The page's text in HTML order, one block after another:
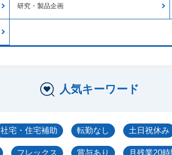
研究・製品企画
人気キーワード
社宅・住宅補助 転勤なし 土日祝休み
フレックス 賞与あり 月残業20